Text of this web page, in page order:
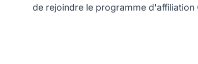
de rejoindre le programme d'affiliation